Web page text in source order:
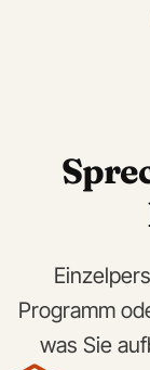
Programm
was Sie